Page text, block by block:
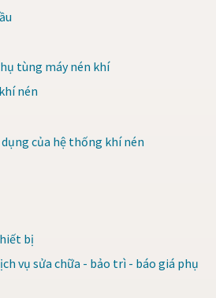
tùng máy nén khí
nén
của hệ thống khí nén
bị
vụ sửa chữa - bảo trì - báo giá phụ